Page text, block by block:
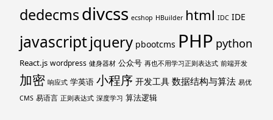
dedecmsdivcss ecshop HBuilder html IDC IDE
javascriptjquery pbootcms PHP python
React.js wordpress 健身器材 公众号 再也不用学习正则表达式 前端开发
加密 响应式 学英语 小程序 开发工具 数据结构与算法 易优
CMS 易语言 正则表达式 深度学习 算法逻辑